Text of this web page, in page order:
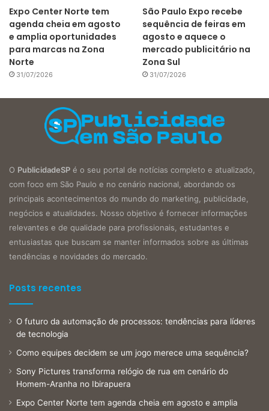
Expo Center Norte tem
agenda cheia em agosto
e amplia oportunidades
para marcas na Zona
Norte
31/07/2026
São Paulo Expo recebe
sequência de feiras em
agosto e aquece o
mercado publicitário na
Zona Sul
31/07/2026
O PublicidadeSP é o seu portal de notícias completo e atualizado,
com foco em São Paulo e no cenário nacional, abordando os
principais acontecimentos do mundo do marketing, publicidade,
negócios e atualidades. Nosso objetivo é fornecer informações
relevantes e de qualidade para profissionais, estudantes e
entusiastas que buscam se manter informados sobre as últimas
tendências e novidades do mercado.
Posts recentes
O futuro da automação de processos: tendências para líderes
de tecnologia
Como equipes decidem se um jogo merece uma sequência?
Sony Pictures transforma relógio de rua em cenário do
Homem-Aranha no Ibirapuera
Expo Center Norte tem agenda cheia em agosto e amplia